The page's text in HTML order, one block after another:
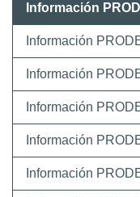
Información
Información
Información
Información
Información
Información